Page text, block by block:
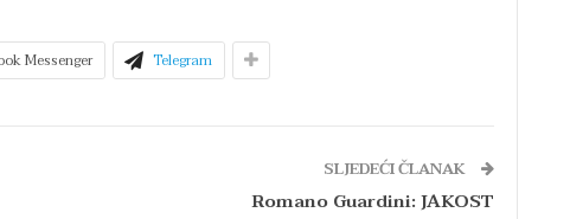
Messenger Telegram
SLJEDEĆI ČLANAK
Romano Guardini: JAKOST